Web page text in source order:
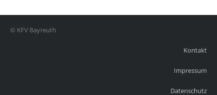
© KFV Bayreuth
Kontakt
Impressum
Datenschutz